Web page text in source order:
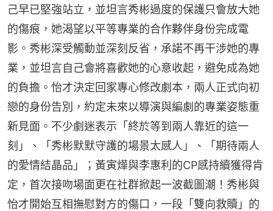
己早已堅強站立，並坦言秀彬過度的保護只會放大她
的傷痕，她渴望以平等專業的合作夥伴身份完成電
影。秀彬深受觸動並深刻反省，承諾不再干涉她的專
業，並坦言自己會將喜歡她的心意收起，避免成為她
的負擔。怡才決定回家專心修改劇本，兩人正式向初
戀的身份告別，約定未來以導演與編劇的專業姿態重
新見面。不少劇迷表示「終於等到兩人靠近的這一
刻」、「秀彬默默守護的場景太感人」、「期待兩人
的愛情結晶品」；黃寅燁與李惠利的CP感持續獲得肯
定，首次接吻場面更在社群掀起一波截圖潮！秀彬與
怡才開始互相撫慰對方的傷口，一段「雙向救贖」的